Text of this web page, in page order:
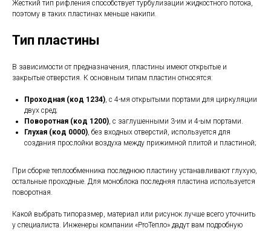
Жесткий тип рифления способствует турбулизации жидкостного потока,
поэтому в таких пластинах меньше накипи.
Тип пластины
В зависимости от предназначения, пластины имеют открытые и
закрытые отверстия. К основным типам пластин относятся:
Проходная (код 1234), с 4-мя открытыми портами для циркуляции
двух сред;
Поворотная (код 1200), с заглушенными 3-им и 4-ым портами.
Глухая (код 0000), без входных отверстий, используется для
создания прослойки воздуха между прижимной плитой и пластиной;
При сборке теплообменника последнюю пластину устанавливают глухую,
остальные проходные. Для моноблока последняя пластина используется
поворотная.
Какой выбрать типоразмер, материал или рисунок лучше всего уточнить
у специалиста. Инженеры компании «ProТепло» дадут вам подробную